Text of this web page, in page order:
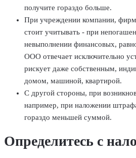
получите гораздо больше.
При учреждении компании,
стоит учитывать - при
невыполнении финансовых,
ООО отвечает исключительно
рискует даже собственным,
домом, машиной, квартирой.
С другой стороны, при
например, при наложении
гораздо меньшей суммой.
Определитесь с